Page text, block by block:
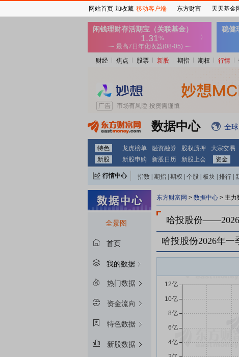
财经 焦点 股票 新股 期指 期权 行情
数据中心 全
特色 龙虎榜单 融资融券 股权质押 大宗交易
新股
新股申购 新股日历 新股上会 资金
行情中心 指数 期指 期权 个股 板块 排行
全景图
首页
我的数据
热门数据
资金流向
特色数据
新股数据
东方财富网 > 数据中心 > 主力
哈投股份——2026
哈投股份2026年
网站首页 加收藏 移动客户端 东方财富 天天基金